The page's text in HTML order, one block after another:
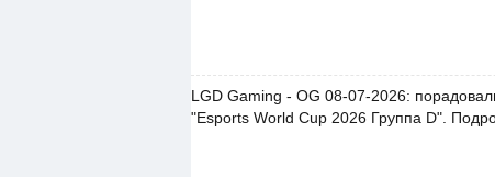
LGD Gaming - OG 08-07-2026:
"Esports World Cup 2026 Группа D".